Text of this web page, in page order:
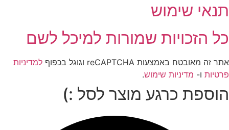
תנאי שימוש
כל הזכויות שמורות למיכל לשם
אתר זה מאובטח באמצעות reCAPTCHA וגוגל בכפוף
למדיניות
פרטיות ו- מדיניות שימוש.
הוספת כרגע מוצר לסל :)